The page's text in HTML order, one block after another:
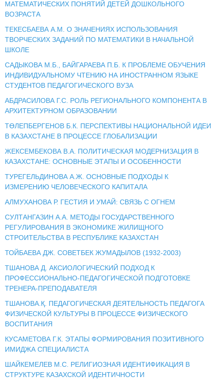
МАТЕМАТИЧЕСКИХ ПОНЯТИЙ ДЕТЕЙ ДОШКОЛЬНОГО
ВОЗРАСТА
ТЕКЕСБАЕВА А.М. О ЗНАЧЕНИЯХ ИСПОЛЬЗОВАНИЯ
ТВОРЧЕСКИХ ЗАДАНИЙ ПО МАТЕМАТИКИ В НАЧАЛЬНОЙ
ШКОЛЕ
САДЫКОВА М.Б., БАЙГАРАЕВА П.Б. К ПРОБЛЕМЕ ОБУЧЕНИЯ
ИНДИВИДУАЛЬНОМУ ЧТЕНИЮ НА ИНОСТРАННОМ ЯЗЫКЕ
СТУДЕНТОВ ПЕДАГОГИЧЕСКОГО ВУЗА
АБДРАСИЛОВА Г.С. РОЛЬ РЕГИОНАЛЬНОГО КОМПОНЕНТА В
АРХИТЕКТУРНОМ ОБРАЗОВАНИИ
ТӨЛЕПБЕРГЕНОВ Б.К. ПЕРСПЕКТИВЫ НАЦИОНАЛЬНОЙ ИДЕИ
В КАЗАХСТАНЕ В ПРОЦЕССЕ ГЛОБАЛИЗАЦИИ
ЖЕКСЕМБЕКОВА В.А. ПОЛИТИЧЕСКАЯ МОДЕРНИЗАЦИЯ В
КАЗАХСТАНЕ: ОСНОВНЫЕ ЭТАПЫ И ОСОБЕННОСТИ
ТУРЕГЕЛЬДИНОВА А.Ж. ОСНОВНЫЕ ПОДХОДЫ К
ИЗМЕРЕНИЮ ЧЕЛОВЕЧЕСКОГО КАПИТАЛА
АЛМУХАНОВА Р. ГЕСТИЯ И УМАЙ: СВЯЗЬ С ОГНЕМ
СУЛТАНГАЗИН А.А. МЕТОДЫ ГОСУДАРСТВЕННОГО
РЕГУЛИРОВАНИЯ В ЭКОНОМИКЕ ЖИЛИЩНОГО
СТРОИТЕЛЬСТВА В РЕСПУБЛИКЕ КАЗАХСТАН
ТОЙБАЕВА ДЖ. СОВЕТБЕК ЖУМАДЫЛОВ (1932-2003)
ТШАНОВА Д. АКСИОЛОГИЧЕСКИЙ ПОДХОД К
ПРОФЕССИОНАЛЬНО-ПЕДАГОГИЧЕСКОЙ ПОДГОТОВКЕ
ТРЕНЕРА-ПРЕПОДАВАТЕЛЯ
ТШАНОВА.Қ. ПЕДАГОГИЧЕСКАЯ ДЕЯТЕЛЬНОСТЬ ПЕДАГОГА
ФИЗИЧЕСКОЙ КУЛЬТУРЫ В ПРОЦЕССЕ ФИЗИЧЕСКОГО
ВОСПИТАНИЯ
КУСАМЕТОВА Г.К. ЭТАПЫ ФОРМИРОВАНИЯ ПОЗИТИВНОГО
ИМИДЖА СПЕЦИАЛИСТА
ШАЙКЕМЕЛЕВ М.С. РЕЛИГИОЗНАЯ ИДЕНТИФИКАЦИЯ В
СТРУКТУРЕ КАЗАХСКОЙ ИДЕНТИЧНОСТИ